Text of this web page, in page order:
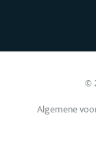
©
Algemene